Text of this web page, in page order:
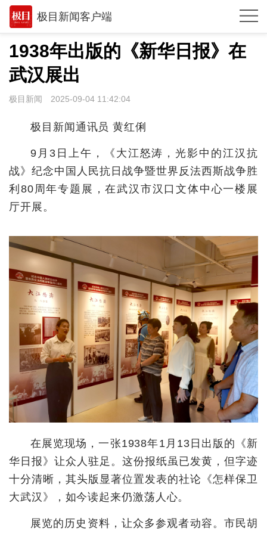
极目新闻客户端
推荐
观点
时政
世相
环球
专题
极客圈
城建
科教
健康
悠游
相亲
房产
消费
创意
1938年出版的《新华日报》在
武汉展出
极目新闻 2025-09-04 11:42:04
极目新闻通讯员 黄红俐
9月3日上午，《大江怒涛，光影中的江汉抗
战》纪念中国人民抗日战争暨世界反法西斯战争胜
利80周年专题展，在武汉市汉口文体中心一楼展
厅开展。
在展览现场，一张1938年1月13日出版的《新
华日报》让众人驻足。这份报纸虽已发黄，但字迹
十分清晰，其头版显著位置发表的社论《怎样保卫
大武汉》，如今读起来仍激荡人心。
展览的历史资料，让众多参观者动容。市民胡